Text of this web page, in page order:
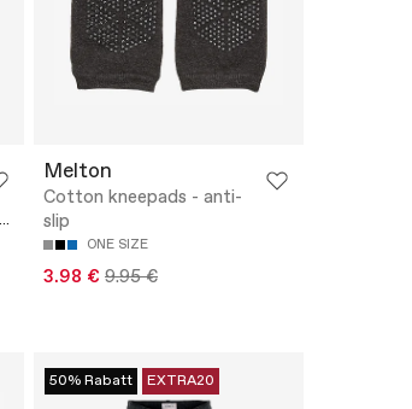
27/15.3CM
Melton
Cotton kneepads - anti-
slip
ONE SIZE
3.98 € 9.95 €
50% Rabatt EXTRA20